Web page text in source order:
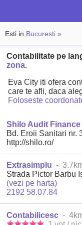
Esti in Bucuresti »
Contabilitate pe
zona.
Eva City iti ofera
care te afli, daca
Foloseste
Shilo Audit Finance
Bd. Eroii Sanitari nr.
http://shilo.ro/
Extrasimplu -
Strada Pictor Barbu
(vezi pe harta)
2192 58.07.84
Contabilicesc -